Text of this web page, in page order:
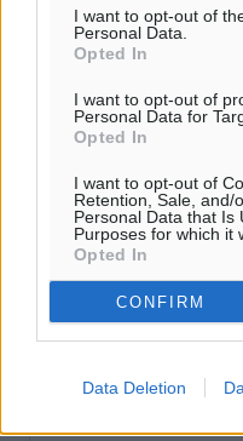
I want to opt-out of
Personal Data.
Opted In
I want to opt-out of
Personal Data for
Opted In
I want to opt-out of
Retention, Sale, and/
Personal Data that Is
Purposes for which it
Opted In
CONFIRM
Data Deletion
Αθλητικά• πριν 3 λεπτά
Αθλητικά• πριν 4 λεπτά
ΔΕΑΣ Δάφνη Ρόδου: Η
τεχνικό επιτελείο
Αθλητικά• πριν 6 λεπτά
Γ.Σ. Διαγόρας: Το
Αθλητικά• πριν 8 λεπτά
Σταυρός Καλυθιών: